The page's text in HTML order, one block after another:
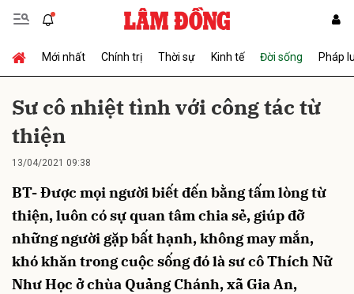
Mới nhất Chính trị Thời sự Kinh tế Đời sống Pháp
Sư cô nhiệt tình với công tác từ
thiện
13/04/2021 09:38
BT- Được mọi người biết đến bằng tấm lòng từ
thiện, luôn có sự quan tâm chia sẻ, giúp đỡ
những người gặp bất hạnh, không may mắn,
khó khăn trong cuộc sống đó là sư cô Thích Nữ
Như Học ở chùa Quảng Chánh, xã Gia An,
Gửi bình luận
Hủy Gửi